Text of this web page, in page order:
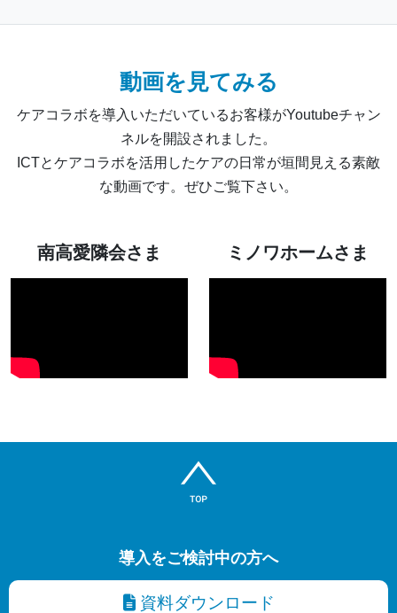
動画を見てみる
ケアコラボを導入いただいているお客様がYoutubeチャン
ネルを開設されました。
ICTとケアコラボを活用したケアの日常が垣間見える素敵
な動画です。ぜひご覧下さい。
南高愛隣会さま ミノワホームさま
導入をご検討中の方へ
資料ダウンロード